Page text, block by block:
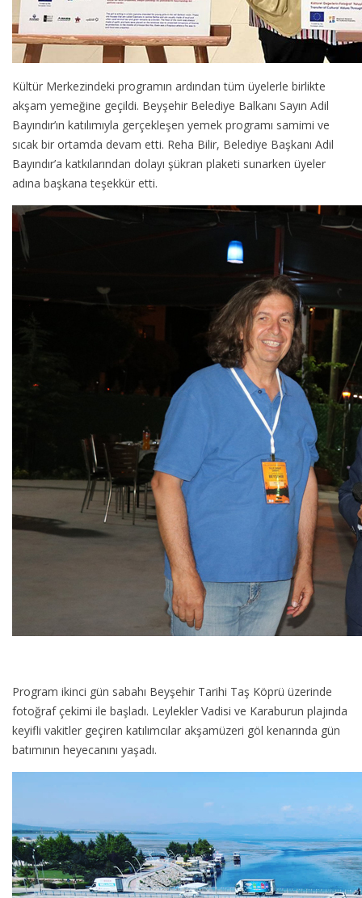
Kültür Merkezindeki programın ardından tüm üyelerle birlikte
akşam yemeğine geçildi. Beyşehir Belediye Balkanı Sayın Adil
Bayındır’ın katılımıyla gerçekleşen yemek programı samimi ve
sıcak bir ortamda devam etti. Reha Bilir, Belediye Başkanı Adil
Bayındır’a katkılarından dolayı şükran plaketi sunarken üyeler
adına başkana teşekkür etti.
Program ikinci gün sabahı Beyşehir Tarihi Taş Köprü üzerinde
fotoğraf çekimi ile başladı. Leylekler Vadisi ve Karaburun plajında
keyifli vakitler geçiren katılımcılar akşamüzeri göl kenarında gün
batımının heyecanını yaşadı.